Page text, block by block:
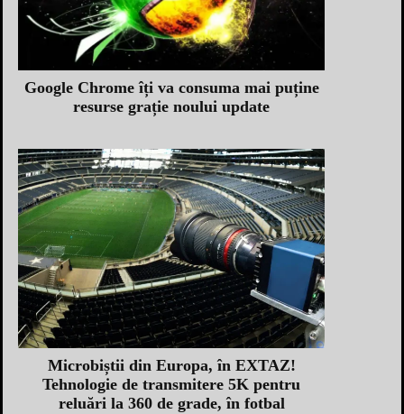
Google Chrome îți va consuma mai puține
resurse grație noului update
Microbiștii din Europa, în EXTAZ!
Tehnologie de transmitere 5K pentru
reluări la 360 de grade, în fotbal